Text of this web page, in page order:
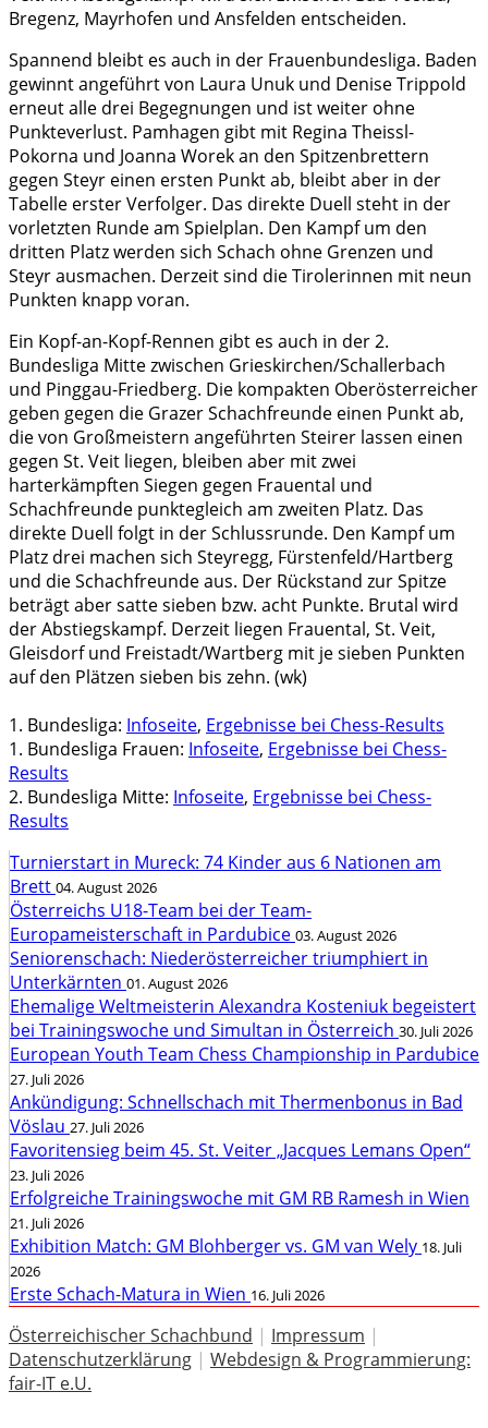
Bregenz, Mayrhofen und Ansfelden entscheiden.
Spannend bleibt es auch in der Frauenbundesliga. Baden
gewinnt angeführt von Laura Unuk und Denise Trippold
erneut alle drei Begegnungen und ist weiter ohne
Punkteverlust. Pamhagen gibt mit Regina Theissl-
Pokorna und Joanna Worek an den Spitzenbrettern
gegen Steyr einen ersten Punkt ab, bleibt aber in der
Tabelle erster Verfolger. Das direkte Duell steht in der
vorletzten Runde am Spielplan. Den Kampf um den
dritten Platz werden sich Schach ohne Grenzen und
Steyr ausmachen. Derzeit sind die Tirolerinnen mit neun
Punkten knapp voran.
Ein Kopf-an-Kopf-Rennen gibt es auch in der 2.
Bundesliga Mitte zwischen Grieskirchen/Schallerbach
und Pinggau-Friedberg. Die kompakten Oberösterreicher
geben gegen die Grazer Schachfreunde einen Punkt ab,
die von Großmeistern angeführten Steirer lassen einen
gegen St. Veit liegen, bleiben aber mit zwei
harterkämpften Siegen gegen Frauental und
Schachfreunde punktegleich am zweiten Platz. Das
direkte Duell folgt in der Schlussrunde. Den Kampf um
Platz drei machen sich Steyregg, Fürstenfeld/Hartberg
und die Schachfreunde aus. Der Rückstand zur Spitze
beträgt aber satte sieben bzw. acht Punkte. Brutal wird
der Abstiegskampf. Derzeit liegen Frauental, St. Veit,
Gleisdorf und Freistadt/Wartberg mit je sieben Punkten
auf den Plätzen sieben bis zehn. (wk)
1. Bundesliga: Infoseite, Ergebnisse bei Chess-Results
1. Bundesliga Frauen: Infoseite, Ergebnisse bei Chess-
Results
2. Bundesliga Mitte: Infoseite, Ergebnisse bei Chess-
Results
Turnierstart in Mureck: 74 Kinder aus 6 Nationen am
Brett 04. August 2026
Österreichs U18-Team bei der Team-
Europameisterschaft in Pardubice 03. August 2026
Seniorenschach: Niederösterreicher triumphiert in
Unterkärnten 01. August 2026
Ehemalige Weltmeisterin Alexandra Kosteniuk begeistert
bei Trainingswoche und Simultan in Österreich 30. Juli 2026
European Youth Team Chess Championship in Pardubice
27. Juli 2026
Ankündigung: Schnellschach mit Thermenbonus in Bad
Vöslau 27. Juli 2026
Favoritensieg beim 45. St. Veiter „Jacques Lemans Open“
23. Juli 2026
Erfolgreiche Trainingswoche mit GM RB Ramesh in Wien
21. Juli 2026
Exhibition Match: GM Blohberger vs. GM van Wely 18. Juli
2026
Erste Schach-Matura in Wien 16. Juli 2026
Österreichischer Schachbund | Impressum |
Datenschutzerklärung | Webdesign & Programmierung:
fair-IT e.U.